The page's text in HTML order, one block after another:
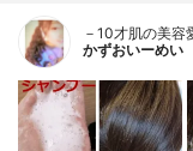
－10才肌の美容
かずおいーめい